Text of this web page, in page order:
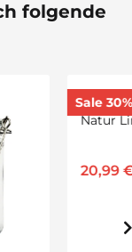
folgende
68 Stück
€ 29,99 €